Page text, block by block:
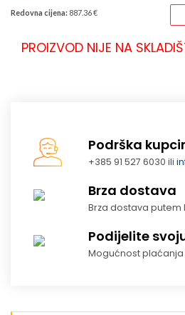
Redovna cijena: 887.36 €
PROIZVOD NIJE NA
Podrška
+385 91 527 6030 ili
Brza dostava
Brza dostava putem
Podijelite
Mogućnost